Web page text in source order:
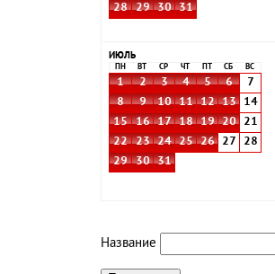
28
29 30 31
ИЮЛЬ
ПН ВТ СР ЧТ СБ ВС
1 2 3 4 5 6
7
8
9 10 11 12 13
14
15
16 17 18 19 20
21
22
23 24 25 26 27
28
29
30 31
Название